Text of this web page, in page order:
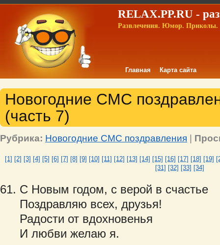
RELAX.PP.RU -
Развлечения. Юмор. Приколы.
Главная Карта сайта
Новогодние СМС
(часть 7)
Рубрика: Новогодние СМС поздравления |
[1] [2] [3] [4] [5] [6] [7] [8] [9] [10] [11] [12] [13] [14] [15] [16] [17] [18] [19]
[31] [32] [33] [34]
С Новым годом, с верой в счастье
Поздравляю всех, друзья!
Радости от вдохновенья
И любви желаю я.